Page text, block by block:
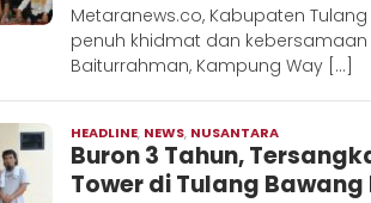
Metaranews.co, Kabupaten
penuh khidmat dan
Baiturrahman, Kampung Way […]
HEADLINE, NEWS, NUSANTARA
Hadi
Buron 3 Tahun,
Tower di Tulang